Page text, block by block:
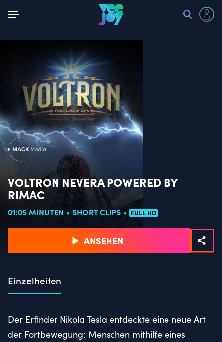
VOLTRON NEVERA POWERED BY
RIMAC
01:05 MINUTEN SHORT CLIPS FULL HD
ANSEHEN
Einzelheiten
Der Erfinder Nikola Tesla entdeckte eine neue Art
der Fortbewegung: Menschen mithilfe eines